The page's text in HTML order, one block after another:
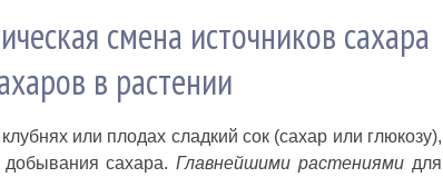
смена источников сахара
в растении
или плодах сладкий сок (сахар или глюкозу),
сахара.Главнейшими растениями для